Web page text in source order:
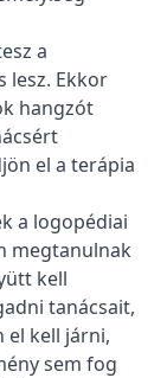
a
lesz. Ekkor
hangzót
el a terápia
a logopédiai
megtanulnak
kell
tanácsait,
el kell járni,
sem fog